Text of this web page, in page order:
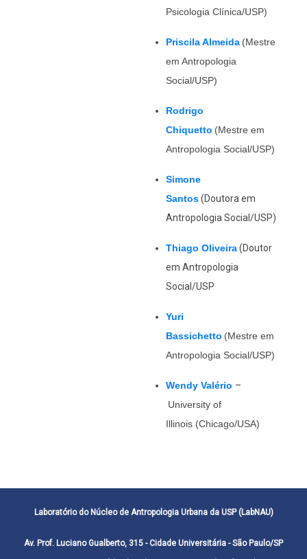
Psicologia Clínica/USP)
Priscila Almeida (Mestre
em Antropologia
Social/USP)
Rodrigo
Chiquetto (Mestre em
Antropologia Social/USP)
Simone
Santos(Doutora em
Antropologia Social/USP)
Thiago Oliveira(Doutor
em Antropologia
Social/USP
Yuri
Bassichetto (Mestre em
Antropologia Social/USP)
Wendy Valério –
University of
Illinois (Chicago/USA)
Laboratório do Núcleo de Antropologia Urbana da USP (LabNAU)
Av. Prof. Luciano Gualberto, 315 - Cidade Universitária - São Paulo/SP